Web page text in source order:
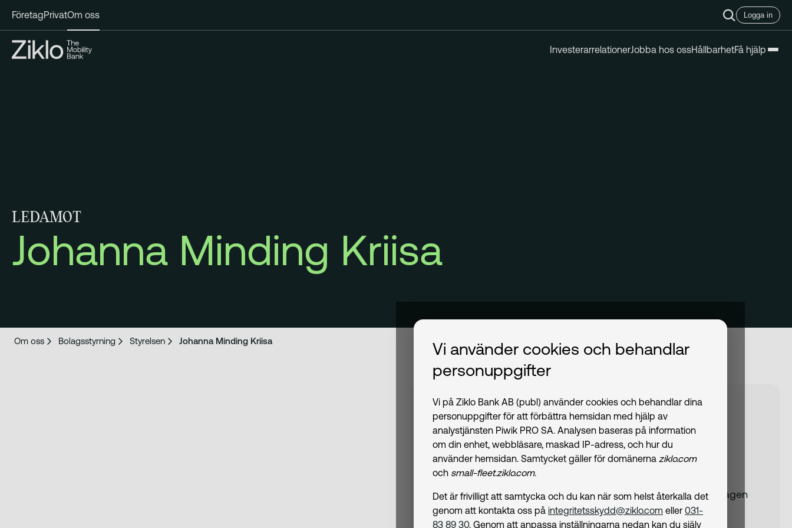
FöretagPrivatOm oss Logga in
InvesterarrelationerJobba hos ossHållbarhetFå hjälp
LEDAMOT
Johanna Minding Kriisa
Om oss Bolagsstyrning Styrelsen Johanna Minding Kriisa
Johanna Minding Kriisa
Född:1980
Invald:2026 (Finansinspektionens ledingsprövning pågår)
Kommittéer:IT-kommitté
Studier:Kandidatexamen inom International Business, Copenhagen
Business School.
Vi använder cookies och behandlar
personuppgifter
Vi på Ziklo Bank AB (publ) använder cookies och behandlar dina
personuppgifter för att förbättra hemsidan med hjälp av
analystjänsten Piwik PRO SA. Analysen baseras på information
om din enhet, webbläsare, maskad IP-adress, och hur du
använder hemsidan. Samtycket gäller för domänerna ziklo.com
och small-fleet.ziklo.com.
Det är frivilligt att samtycka och du kan när som helst återkalla det
genom att kontakta oss på integritetsskydd@ziklo.com eller 031-
83 89 30. Genom att anpassa inställningarna nedan kan du själv